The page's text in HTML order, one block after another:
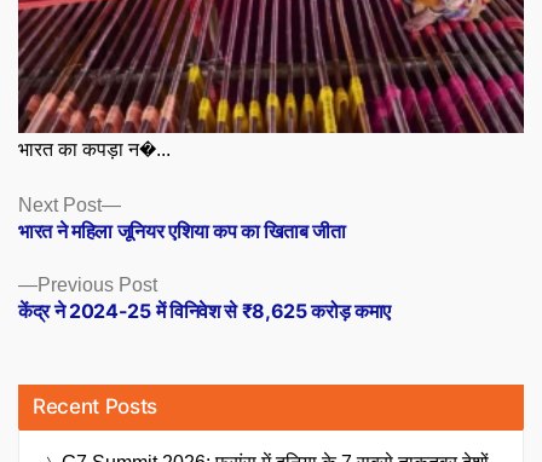
भारत का कपड़ा न�...
Posts
navigation
Previous PostPrevious
post:
केंद्र ने 2024-25 में विनिवेश से ₹8,625 करोड़ कमाए
Next Post
Next
post:
भारत ने महिला जूनियर एशिया कप का खिताब जीता
Recent Posts